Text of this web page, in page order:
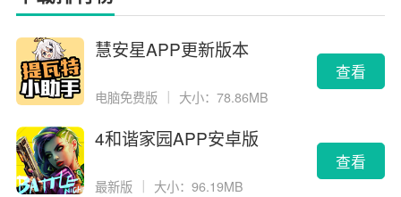
慧安星APP更新版本
电脑免费版 ｜ 大小：78.86MB
查看
4和谐家园APP安卓版
最新版 大小：96.19MB
查看